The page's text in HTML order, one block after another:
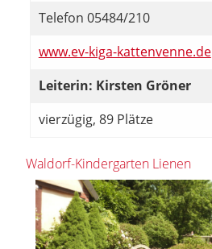
Telefon 05484/210
www.ev-kiga-kattenvenne.de
Leiterin: Kirsten Gröner
vierzügig, 89 Plätze
Waldorf-Kindergarten Lienen